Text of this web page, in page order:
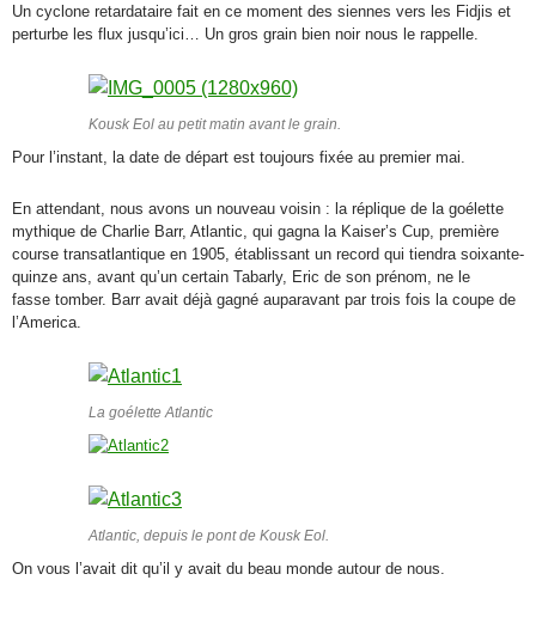
Un cyclone retardataire fait en ce moment des siennes vers les Fidjis et
perturbe les flux jusqu’ici… Un gros grain bien noir nous le rappelle.
Kousk Eol au petit matin avant le grain.
Pour l’instant, la date de départ est toujours fixée au premier mai.
En attendant, nous avons un nouveau voisin : la réplique de la goélette
mythique de Charlie Barr, Atlantic, qui gagna la Kaiser’s Cup, première
course transatlantique en 1905, établissant un record qui tiendra soixante-
quinze ans, avant qu’un certain Tabarly, Eric de son prénom, ne le
fasse tomber. Barr avait déjà gagné auparavant par trois fois la coupe de
l’America.
La goélette Atlantic
Atlantic, depuis le pont de Kousk Eol.
On vous l’avait dit qu’il y avait du beau monde autour de nous.